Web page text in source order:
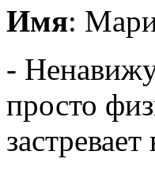
Имя:
-
просто